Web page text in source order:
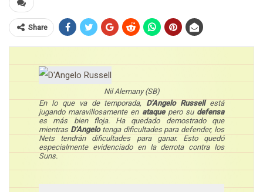
Share
Nil Alemany (SB)
En lo que va de temporada, D’Angelo Russellestá
jugando maravillosamente en ataquepero su defensa
es más bien floja. Ha quedado demostrado que
mientras D’Angelotenga dificultades para defender, los
Nets tendrán dificultades para ganar. Esto quedó
especialmente evidenciado en la derrota contra los
Suns.